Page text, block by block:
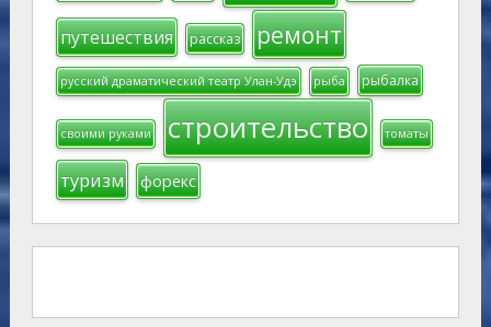
путешествия рассказ ремонт
русский драматический театр Улан-Удэ рыба рыбалка
своими руками строительство томаты
туризм форекс